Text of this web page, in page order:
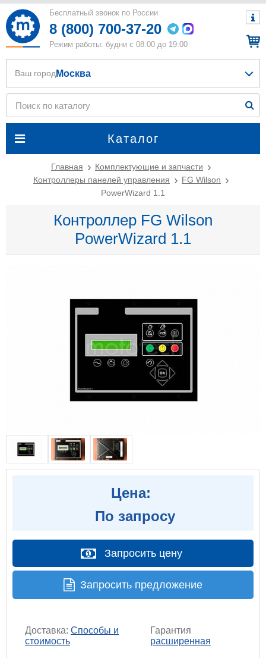
Бесплатный звонок по России
8 (800) 700-37-20
Режим работы: будни с 08:00 до 19:00
Каталог
Ваш город Москва
Главная
Комплектующие и запчасти
Контроллеры панелей управления
FG Wilson
PowerWizard 1.1
Контроллер FG Wilson
PowerWizard 1.1
Цена:
По запросу
Запросить цену
Запросить предложение
Доставка: Способы и
стоимость
Гарантия
расширенная